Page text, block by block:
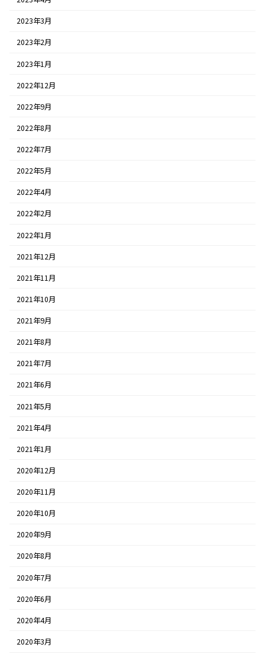
2023年3月
2023年2月
2023年1月
2022年12月
2022年9月
2022年8月
2022年7月
2022年5月
2022年4月
2022年2月
2022年1月
2021年12月
2021年11月
2021年10月
2021年9月
2021年8月
2021年7月
2021年6月
2021年5月
2021年4月
2021年1月
2020年12月
2020年11月
2020年10月
2020年9月
2020年8月
2020年7月
2020年6月
2020年4月
2020年3月